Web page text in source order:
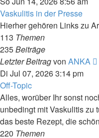
Vaskulitis in der Presse
Hierher gehören Links zu
113 Themen
235Beiträge
Letzter Beitragvon ANKA
Di Jul 07, 2026 3:14 pm
Off-Topic
Alles, worüber Ihr sonst
unbedingt mit Vaskulitis zu
das beste Rezept, die
220 Themen